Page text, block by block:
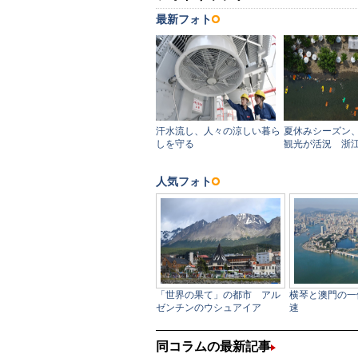
同コラムの最新記事